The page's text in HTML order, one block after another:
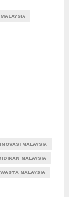
MALAYSIA
MALAYSIA
MALAYSIA